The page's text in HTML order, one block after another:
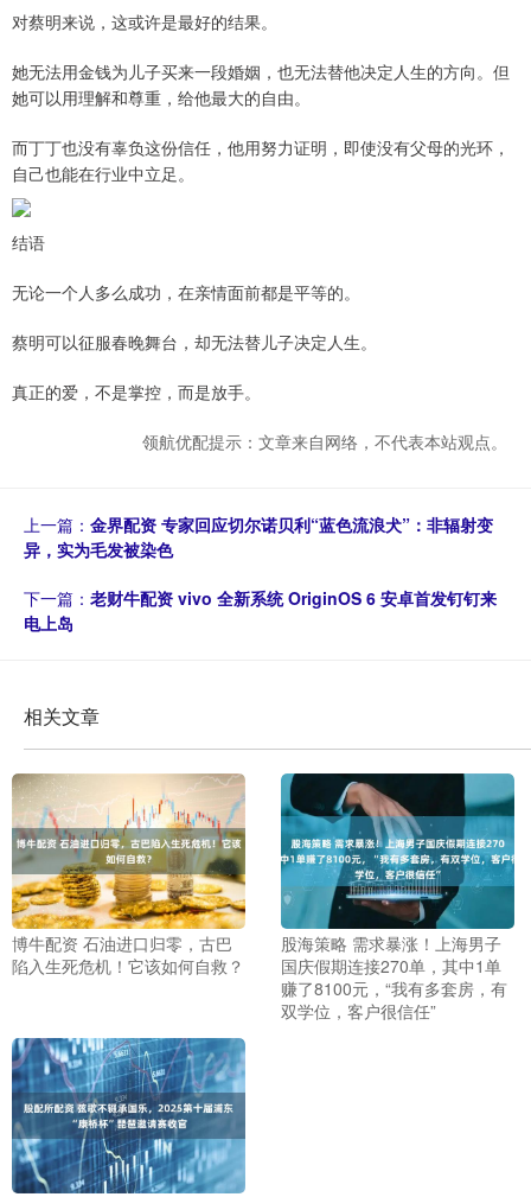
对蔡明来说，这或许是最好的结果。
她无法用金钱为儿子买来一段婚姻，也无法替他决定人生的方向。但
她可以用理解和尊重，给他最大的自由。
而丁丁也没有辜负这份信任，他用努力证明，即使没有父母的光环，
自己也能在行业中立足。
结语
无论一个人多么成功，在亲情面前都是平等的。
蔡明可以征服春晚舞台，却无法替儿子决定人生。
真正的爱，不是掌控，而是放手。
领航优配提示：文章来自网络，不代表本站观点。
上一篇： 金界配资 专家回应切尔诺贝利“蓝色流浪犬”：非辐射变
异，实为毛发被染色
下一篇： 老财牛配资 vivo 全新系统 OriginOS 6 安卓首发钉钉来
电上岛
相关文章
博牛配资 石油进口归零，古巴
陷入生死危机！它该如何自救？
股海策略 需求暴涨！上海男子
国庆假期连接270单，其中1单
赚了8100元，“我有多套房，有
双学位，客户很信任”